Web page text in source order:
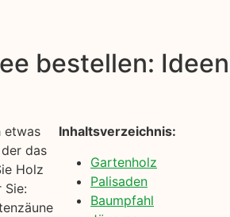
bestellen:
etwas
das
Holz
Sie:
Inhaltsverzeichnis:
Gartenholz
Palisaden
Baumpfahl